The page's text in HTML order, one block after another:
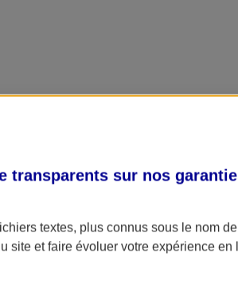
transparents sur nos
textes, plus connus sous le nom de
site et faire évoluer votre expérience